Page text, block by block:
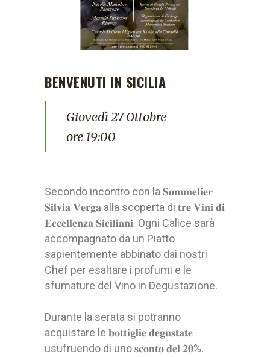
BENVENUTI IN SICILIA
Giovedì 27 Ottobre
ore 19:00
Secondo incontro con la 𝐒𝐨𝐦𝐦𝐞𝐥𝐢𝐞𝐫
𝐒𝐢𝐥𝐯𝐢𝐚 𝐕𝐞𝐫𝐠𝐚 alla scoperta di 𝐭𝐫𝐞 𝐕𝐢𝐧𝐢 𝐝𝐢
𝐄𝐜𝐜𝐞𝐥𝐥𝐞𝐧𝐳𝐚 𝐒𝐢𝐜𝐢𝐥𝐢𝐚𝐧𝐢. Ogni Calice sarà
accompagnato da un Piatto
sapientemente abbinato dai nostri
Chef per esaltare i profumi e le
sfumature del Vino in Degustazione.
Durante la serata si potranno
acquistare le 𝐛𝐨𝐭𝐭𝐢𝐠𝐥𝐢𝐞 𝐝𝐞𝐠𝐮𝐬𝐭𝐚𝐭𝐞
usufruendo di uno 𝐬𝐜𝐨𝐧𝐭𝐨 𝐝𝐞𝐥 𝟐𝟎%.